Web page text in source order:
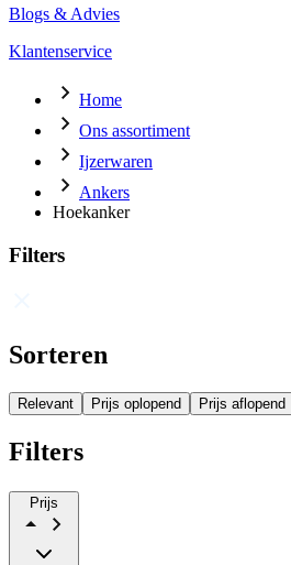
Blogs & Advies
Klantenservice
Home
Ons assortiment
Ijzerwaren
Ankers
Hoekanker
Filters
Sorteren
Relevant Prijs oplopend Prijs aflopend
Filters
Prijs